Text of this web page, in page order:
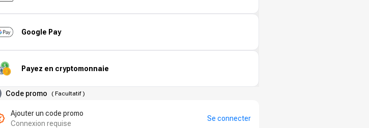
Google Pay
Payez en cryptomonnaie
Code promo ( Facultatif)
Ajouter un code promo
Connexion requise
Se connecter